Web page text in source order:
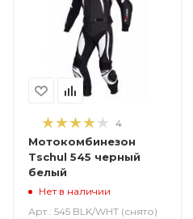
4
Мотокомбинезон
Tschul 545 черный
белый
Нет в наличии
Арт.: 545 BLK/WHT (снято)